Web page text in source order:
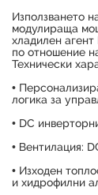
Използването
модулираща
хладилен
по отношение
Технически
•
логика за
• DC
• Вентилация:
• Изходен
и хидрофилни